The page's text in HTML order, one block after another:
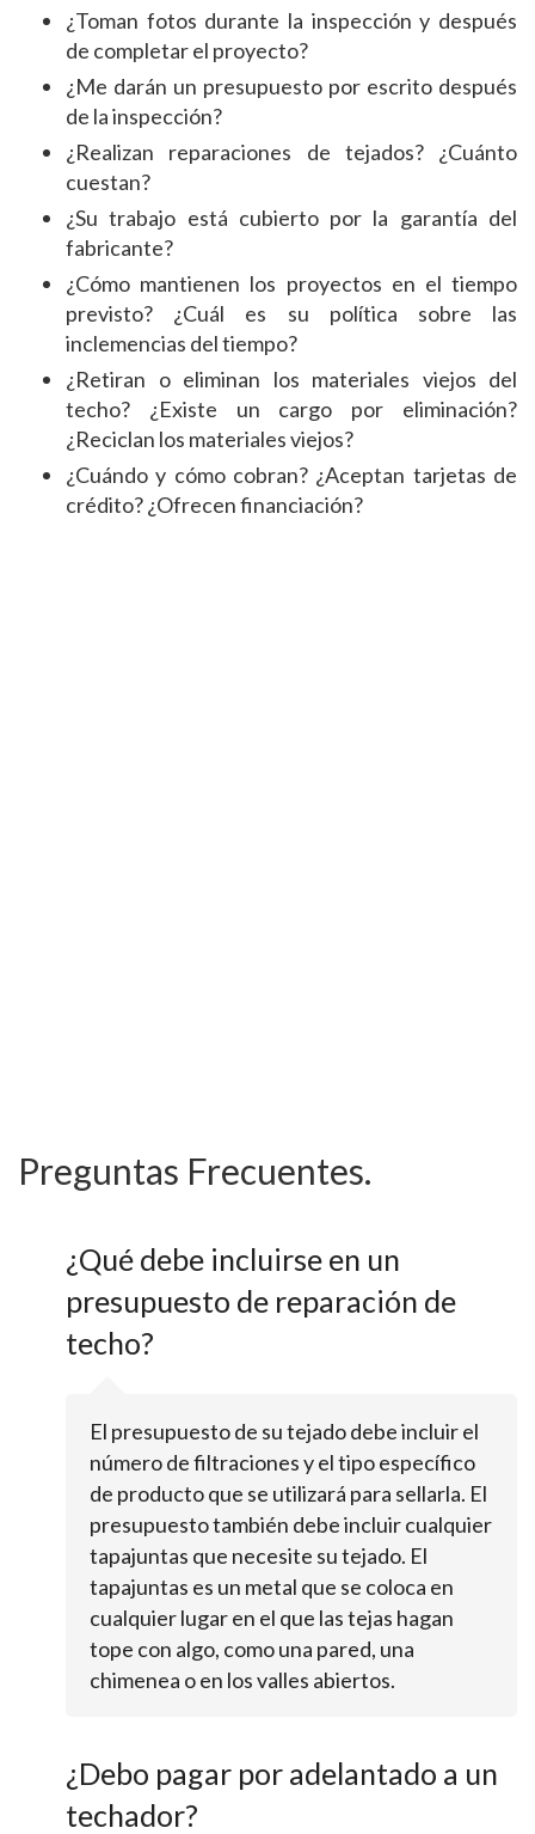
¿Toman fotos durante la inspección y después
de completar el proyecto?
¿Me darán un presupuesto por escrito después
de la inspección?
¿Realizan reparaciones de tejados? ¿Cuánto
cuestan?
¿Su trabajo está cubierto por la garantía del
fabricante?
¿Cómo mantienen los proyectos en el tiempo
previsto? ¿Cuál es su política sobre las
inclemencias del tiempo?
¿Retiran o eliminan los materiales viejos del
techo? ¿Existe un cargo por eliminación?
¿Reciclan los materiales viejos?
¿Cuándo y cómo cobran? ¿Aceptan tarjetas de
crédito? ¿Ofrecen financiación?
Preguntas Frecuentes.
¿Qué debe incluirse en un
presupuesto de reparación de
techo?
El presupuesto de su tejado debe incluir el
número de filtraciones y el tipo específico
de producto que se utilizará para sellarla. El
presupuesto también debe incluir cualquier
tapajuntas que necesite su tejado. El
tapajuntas es un metal que se coloca en
cualquier lugar en el que las tejas hagan
tope con algo, como una pared, una
chimenea o en los valles abiertos.
¿Debo pagar por adelantado a un
techador?